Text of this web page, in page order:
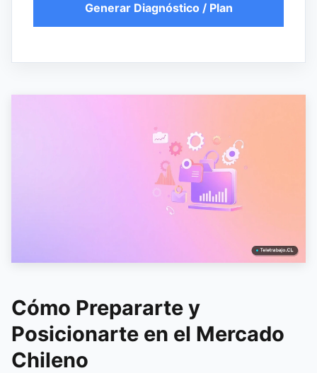
Generar Diagnóstico / Plan
Cómo Prepararte y
Posicionarte en el Mercado
Chileno